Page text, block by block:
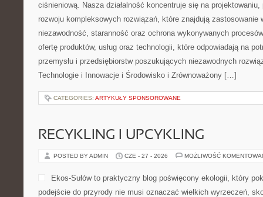
ciśnieniową. Nasza działalność koncentruje się na
rozwoju kompleksowych rozwiązań, które znajdują
niezawodność, staranność oraz ochrona wykonywanych
ofertę produktów, usług oraz technologii, które odpowiadają na
przemysłu i przedsiębiorstw poszukujących niezawodnych
Technologie i Innowacje i Środowisko i Zrównoważony […]
CATEGORIES: ARTYKUŁY SPONSOROWANE
RECYKLING I UPCYKLING
POSTED BY ADMIN CZE - 27 - 2026 MOŻLIWOŚĆ
Ekos-Sułów to praktyczny blog poświęcony ekologii, który
podejście do przyrody nie musi oznaczać wielkich wyrzeczeń,